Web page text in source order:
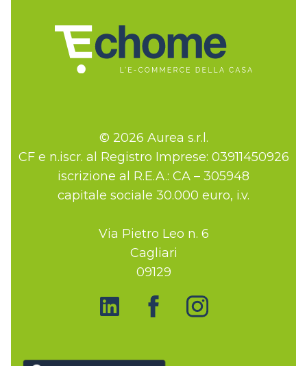
© 2026 Aurea s.r.l.
CF e n.iscr. al Registro Imprese: 03911450926
iscrizione al R.E.A.: CA – 305948
capitale sociale 30.000 euro, i.v.
Via Pietro Leo n. 6
Cagliari
09129